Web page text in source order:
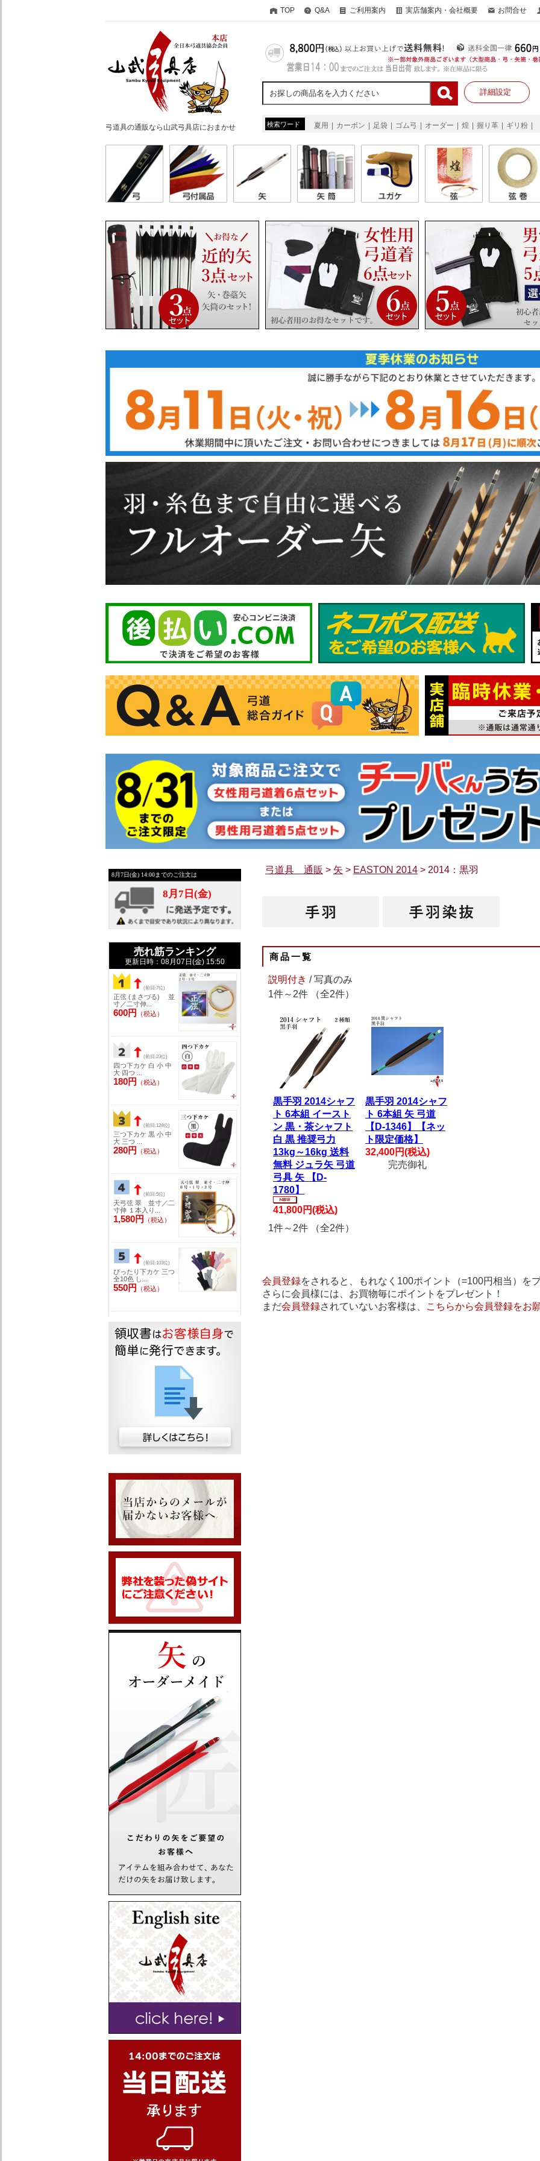
TOP Q&A ご利用案内 実店舗案内・会社概要 お問合せ
弓道具の通販なら山武弓具店におまかせ
詳細設定
検索ワード 夏用 カーボン 足袋 ゴム弓 オーダー 煌 握り革 ギリ粉
弓道具 通販 > 矢 > EASTON 2014 > 2014：黒羽
商品一覧
説明付き / 写真のみ
1件～2件 （全2件）
黒手羽 2014シャフ
ト 6本組 イースト
ン 黒・茶シャフト
白 黒 推奨弓力
13kg～16kg 送料
無料 ジュラ矢 弓道
弓具 矢 【D-
1780】
41,800円(税込)
黒手羽 2014シャフ
ト 6本組 矢 弓道
【D-1346】【ネッ
ト限定価格】
32,400円(税込)
完売御礼
1件～2件 （全2件）
会員登録をされると、もれなく100ポイント（=100円相当）を
さらに会員様には、お買物毎にポイントをプレゼント！
まだ会員登録されていないお客様は、 こちらから会員登録をお